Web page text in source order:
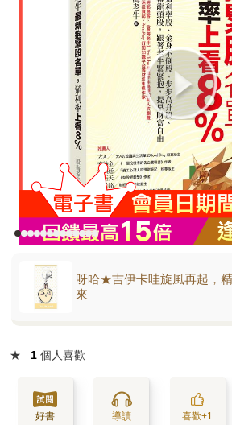
呀哈★吉伊卡哇旋風再起，
來
★ 1 個人喜歡
好書 導讀 喜歡+1